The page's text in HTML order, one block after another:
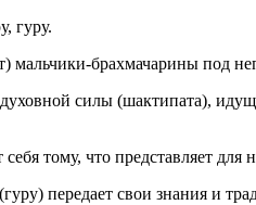
гуру.
брахмачарины под
силы (шактипата),
тому, что представляет для
передает свои знания и